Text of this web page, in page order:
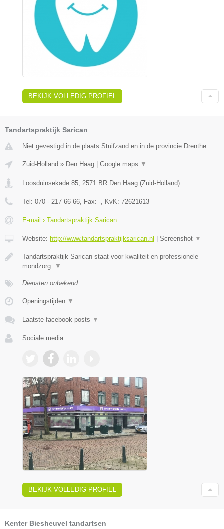
BEKIJK VOLLEDIG PROFIEL
Tandartspraktijk Sarican
Niet gevestigd in de plaats Stuifzand en in de provincie Drenthe.
Zuid-Holland » Den Haag Google maps ▼
Loosduinsekade 85, 2571 BR Den Haag (Zuid-Holland)
Tel: 070 - 217 66 66, Fax: -, KvK: 72621613
E-mail › Tandartspraktijk Sarican
Website: http://www.tandartspraktijksarican.nl Screenshot ▼
Tandartspraktijk Sarican staat voor kwaliteit en professionele
mondzorg. ▼
Diensten onbekend
Openingstijden ▼
Laatste facebook posts ▼
Sociale media:
BEKIJK VOLLEDIG PROFIEL
Kenter Biesheuvel tandartsen